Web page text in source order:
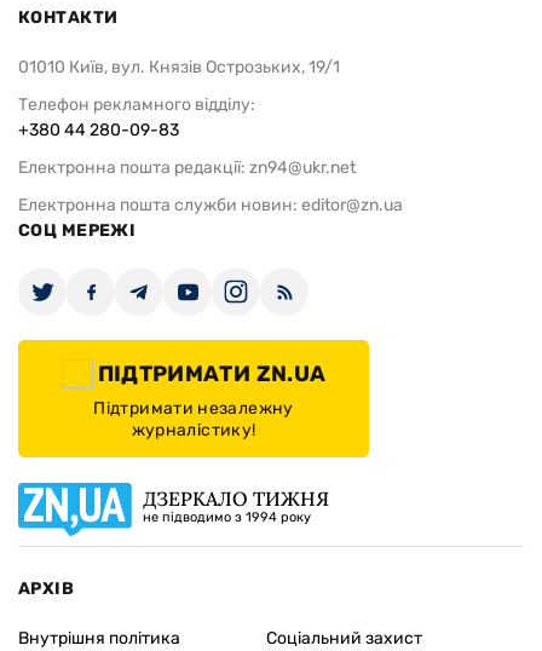
КОНТАКТИ
01010 Київ, вул. Князів Острозьких, 19/1
Телефон рекламного відділу:
+380 44 280-09-83
Електронна пошта редакції: zn94@ukr.net
Електронна пошта служби новин: editor@zn.ua
СОЦ МЕРЕЖІ
ПІДТРИМАТИ ZN.UA
Підтримати незалежну
журналістику!
ДЗЕРКАЛО ТИЖНЯ
не підводимо з 1994 року
АРХІВ
Внутрішня політика
Соціальний захист